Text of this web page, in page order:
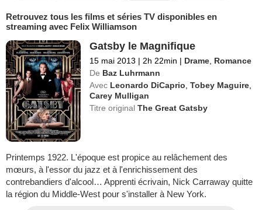
Retrouvez tous les films et séries TV disponibles en
streaming avec Felix Williamson
Gatsby le Magnifique
15 mai 2013 | 2h 22min | Drame Romance
De Baz Luhrmann
Avec Leonardo DiCaprio ,Tobey Maguire
Carey Mulligan
Titre originalThe Great Gatsby
Printemps 1922. L'époque est propice au relâchement des
mœurs, à l'essor du jazz et à l'enrichissement des
contrebandiers d'alcool… Apprenti écrivain, Nick Carraway quitte
la région du Middle-West pour s'installer à New York.